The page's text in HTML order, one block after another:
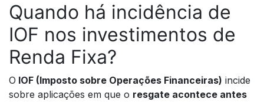
Quando há incidência de
IOF nos investimentos de
Renda Fixa?
O IOF (Imposto sobre Operações Financeiras) incide
sobre aplicações em que o resgate acontece antes